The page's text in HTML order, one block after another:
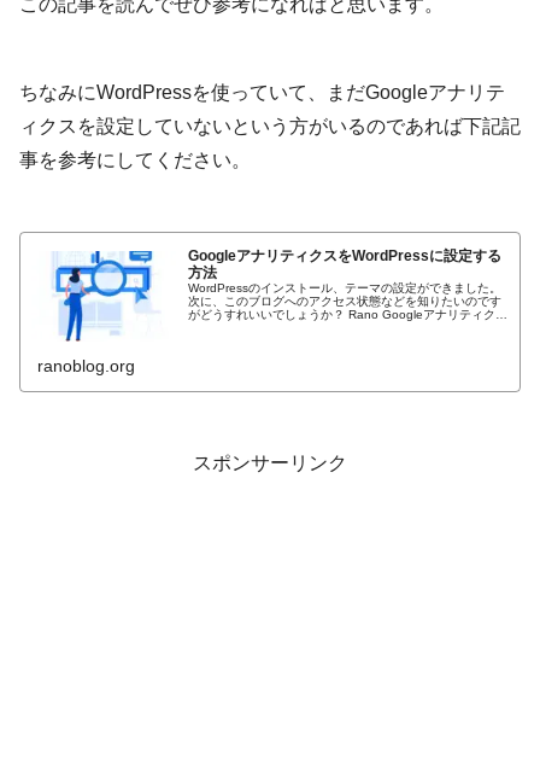
この記事を読んでぜひ参考になればと思います。
ちなみにWordPressを使っていて、まだGoogleアナリテ
ィクスを設定していないという方がいるのであれば下記記
事を参考にしてください。
GoogleアナリティクスをWordPressに設定する
方法
WordPressのインストール、テーマの設定ができました。
次に、このブログへのアクセス状態などを知りたいのです
がどうすれいいでしょうか？ Rano Googleアナリティクス
ranoblog.org
スポンサーリンク